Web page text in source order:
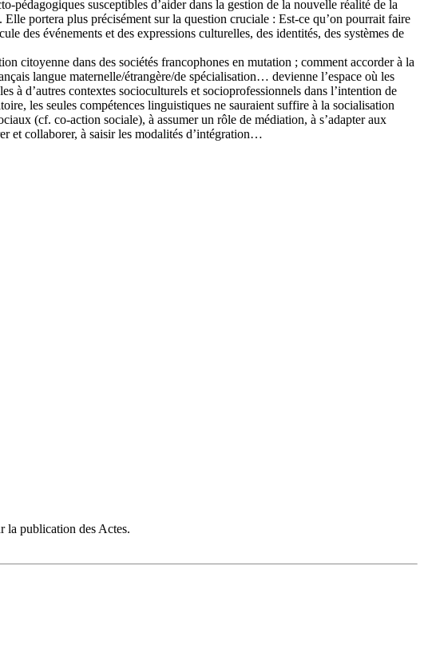
pédagogiques susceptibles d’aider dans la gestion de la nouvelle réalité de la
portera plus précisément sur la question cruciale : Est-ce qu’on pourrait faire
des événements et des expressions culturelles, des identités, des systèmes de
citoyenne dans des sociétés francophones en mutation ; comment accorder à la
langue maternelle/étrangère/de spécialisation… devienne l’espace où les
à d’autres contextes socioculturels et socioprofessionnels dans l’intention de
les seules compétences linguistiques ne sauraient suffire à la socialisation
(cf. co-action sociale), à assumer un rôle de médiation, à s’adapter aux
et collaborer, à saisir les modalités d’intégration…
la publication des Actes.